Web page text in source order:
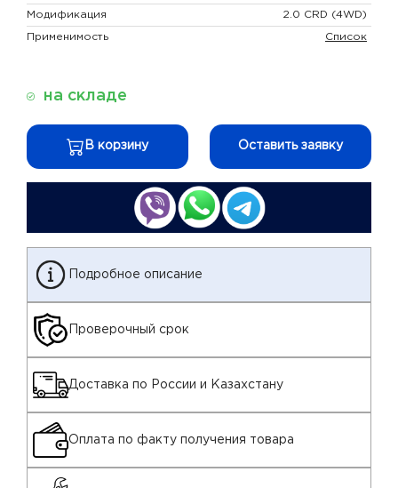
Модификация 2.0 CRD (4WD)
Применимость Список
на складе
В корзину Оставить заявку
Подробное описание
Проверочный срок
Доставка по России и Казахстану
Оплата по факту получения товара